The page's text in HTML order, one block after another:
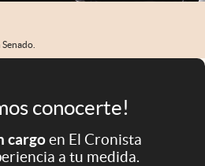
conocerte!
cargoen El Cronista
a tu medida.